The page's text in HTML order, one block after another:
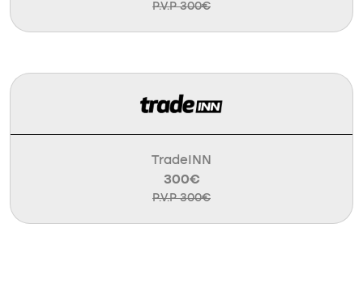
P.V.P 300€
TradeINN
300€
P.V.P 300€